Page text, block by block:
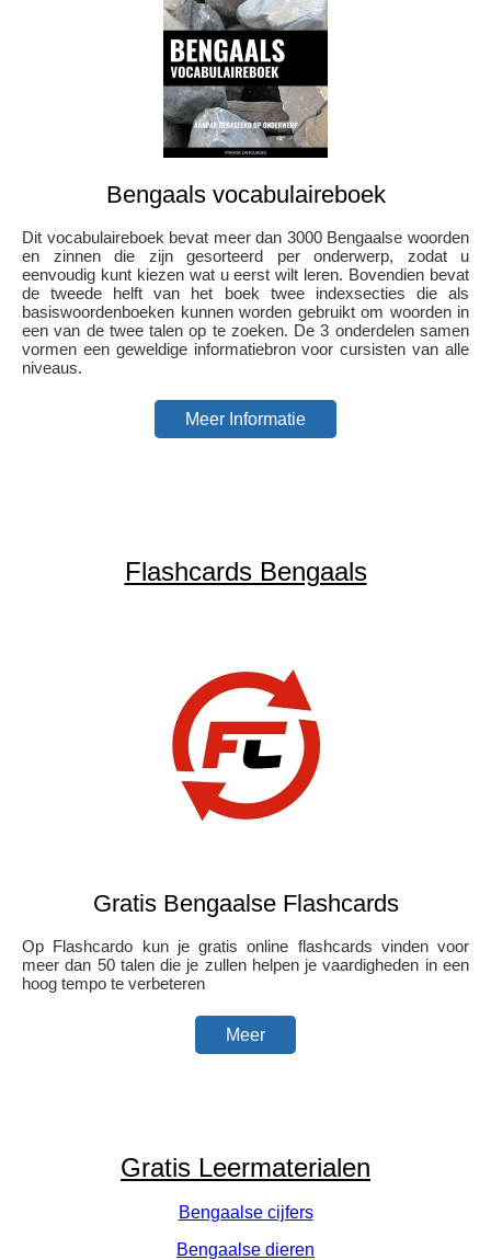
Bengaals vocabulaireboek
Dit vocabulaireboek bevat meer dan 3000 Bengaalse woorden
en zinnen die zijn gesorteerd per onderwerp, zodat u
eenvoudig kunt kiezen wat u eerst wilt leren. Bovendien bevat
de tweede helft van het boek twee indexsecties die als
basiswoordenboeken kunnen worden gebruikt om woorden in
een van de twee talen op te zoeken. De 3 onderdelen samen
vormen een geweldige informatiebron voor cursisten van alle
niveaus.
Meer Informatie
Flashcards Bengaals
Gratis Bengaalse Flashcards
Op Flashcardo kun je gratis online flashcards vinden voor
meer dan 50 talen die je zullen helpen je vaardigheden in een
hoog tempo te verbeteren
Meer
Gratis Leermaterialen
Bengaalse cijfers
Bengaalse dieren